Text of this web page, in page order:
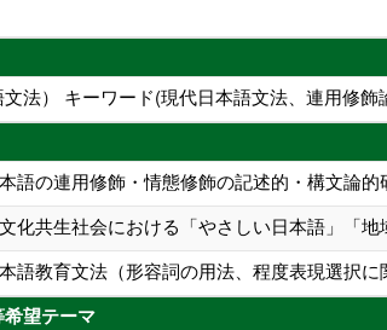
法） キーワード(現代日本語文法、連用修飾
語の連用修飾・情態修飾の記述的・構文論
化共生社会における「やさしい日本語」「
語教育文法（形容詞の用法、程度表現選択に
望テーマ